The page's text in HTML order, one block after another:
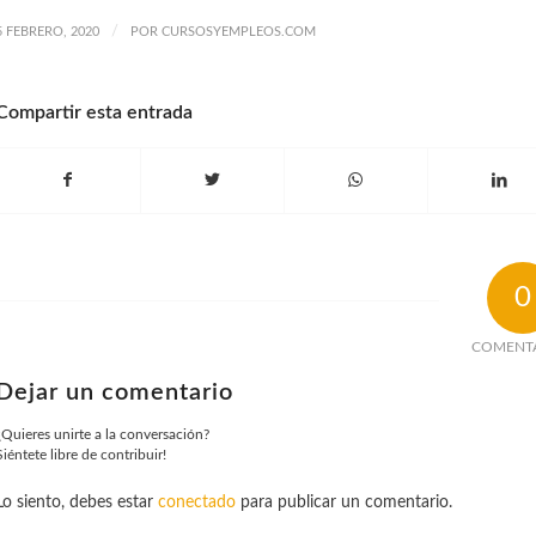
FEBRERO, 2020 / POR CURSOSYEMPLEOS.COM
esta entrada
0
Dejar un comentario
unirte a la conversación?
libre de contribuir!
Lo siento, debes estar conectadopara publicar un comentario.